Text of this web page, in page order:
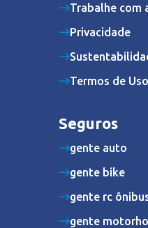
Trabalhe com
Privacidade
Termos de Uso
Seguros
gente auto
gente bike
gente rc
gente